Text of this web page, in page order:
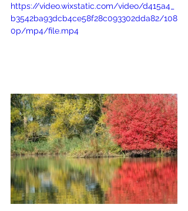
https://video.wixstatic.com/video/d415a4_
b3542ba93dcb4ce58f28c093302dda82/108
0p/mp4/file.mp4